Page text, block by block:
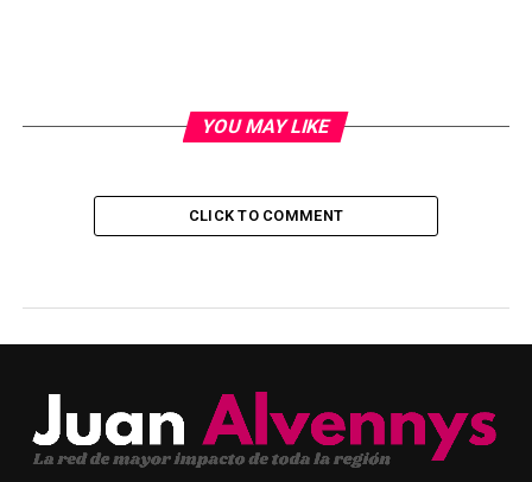
YOU MAY LIKE
CLICK TO COMMENT